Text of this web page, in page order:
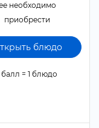
необходимо
приобрести
блюдо
балл = 1 блюдо